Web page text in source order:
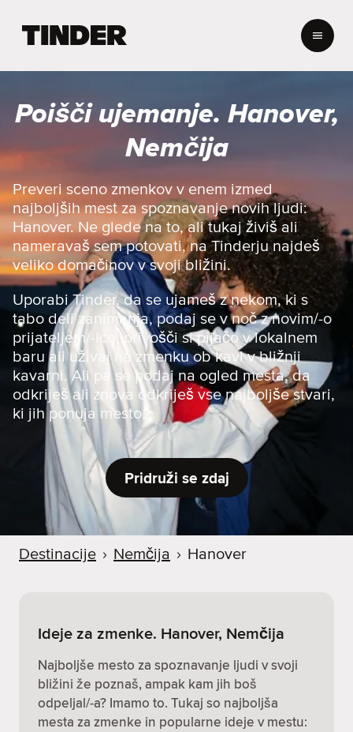
r
D
m
o
v
Poišči ujemanje. Hanover,
Nemčija
Preveri sceno zmenkov v enem izmed
najboljših mest za spoznavanje novih ljudi:
Hanover. Ne glede na to, ali tukaj živiš ali
nameravaš sem potovati, na Tinderju najdeš
veliko domačinov v svoji bližini.
Uporabi Tinder, da se ujameš z nekom, ki s
tabo deli zanimanja, podaj se v noč z novim/-o
prijateljem/-ico, privošči si pijačo v lokalnem
baru ali uživaj na zmenku ob kavi v bližnji
kavarni. Ali pa se podaj na ogled mesta, da
odkriješ ali znova odkriješ vse najboljše stvari,
ki jih ponuja mesto.
Pridruži se zdaj
Destinacije › Nemčija › Hanover
Ideje za zmenke. Hanover, Nemčija
Najboljše mesto za spoznavanje ljudi v svoji
bližini že poznaš, ampak kam jih boš
odpeljal/-a? Imamo to. Tukaj so najboljša
mesta za zmenke in popularne ideje v mestu: